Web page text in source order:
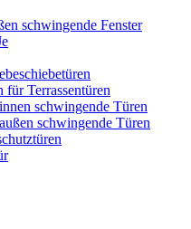
schwingende Fenster
für Terrassentüren
schwingende Türen
schwingende Türen